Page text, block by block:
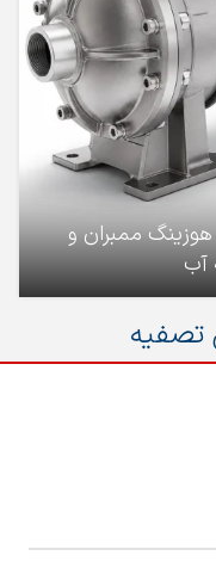
ممبران و
آب
تصفیه